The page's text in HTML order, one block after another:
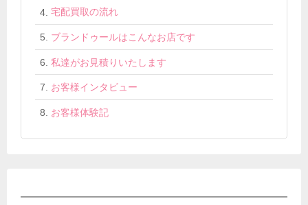
宅配買取の流れ
ブランドゥールはこんなお店です
私達がお見積りいたします
お客様インタビュー
お客様体験記